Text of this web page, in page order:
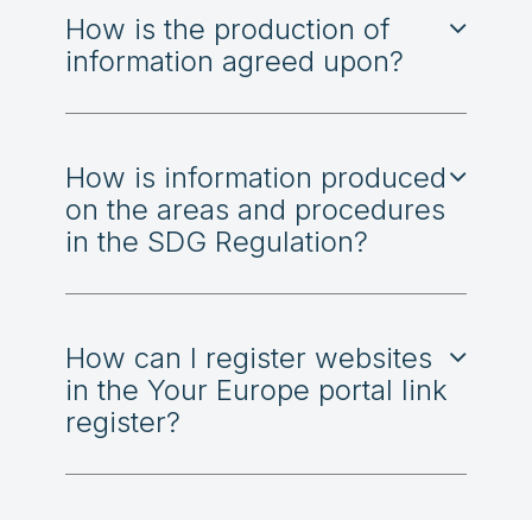
How is the production of
information agreed upon?
How is information produced
on the areas and procedures
in the SDG Regulation?
How can I register websites
in the Your Europe portal link
register?